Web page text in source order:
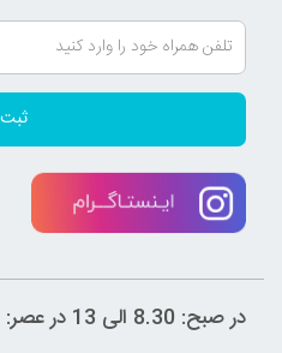
ثبت
در صبح: 8.30 الی 13 در عصر: 15:30 الی 20.30